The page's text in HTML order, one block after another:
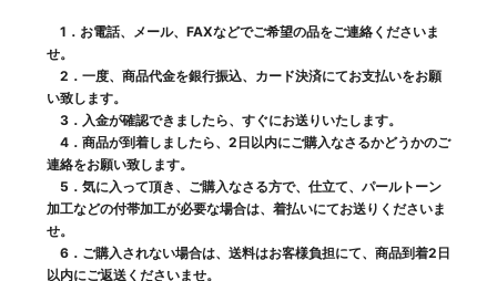
1．お電話、メール、FAXなどでご希望の品をご連絡くださいま
せ。
2．一度、商品代金を銀行振込、カード決済にてお支払いをお願
い致します。
3．入金が確認できましたら、すぐにお送りいたします。
4．商品が到着しましたら、2日以内にご購入なさるかどうかのご
連絡をお願い致します。
5．気に入って頂き、ご購入なさる方で、仕立て、パールトーン
加工などの付帯加工が必要な場合は、着払いにてお送りくださいま
せ。
6．ご購入されない場合は、送料はお客様負担にて、商品到着2日
以内にご返送くださいませ。